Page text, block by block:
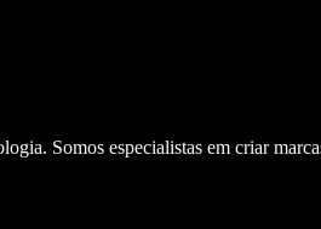
Somos especialistas em criar